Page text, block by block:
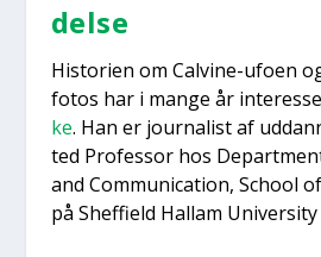
del­se
Histo­ri­en om Cal­vi­ne-ufo­en
fotos har i man­ge år
ke. Han er jour­na­list af
ted Pro­fes­sor hos
and Com­mu­ni­ca­tion, School
på Shef­fi­eld Hal­lam Uni­ver­si­ty